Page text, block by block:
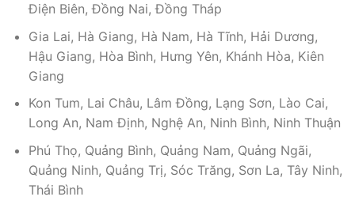
Điện Biên, Đồng Nai, Đồng Tháp
Gia Lai, Hà Giang, Hà Nam, Hà Tĩnh, Hải Dương,
Hậu Giang, Hòa Bình, Hưng Yên, Khánh Hòa, Kiên
Giang
Kon Tum, Lai Châu, Lâm Đồng, Lạng Sơn, Lào Cai,
Long An, Nam Định, Nghệ An, Ninh Bình, Ninh Thuận
Phú Thọ, Quảng Bình, Quảng Nam, Quảng Ngãi,
Quảng Ninh, Quảng Trị, Sóc Trăng, Sơn La, Tây Ninh,
Thái Bình